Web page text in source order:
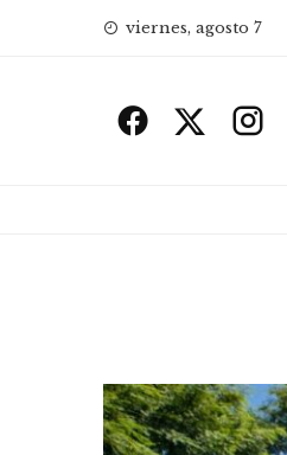
viernes, agosto 7